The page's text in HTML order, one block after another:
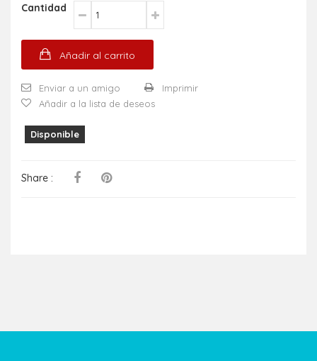
Cantidad
Añadir al carrito
Enviar a un amigo
Imprimir
Añadir a la lista de deseos
Disponible
Share :